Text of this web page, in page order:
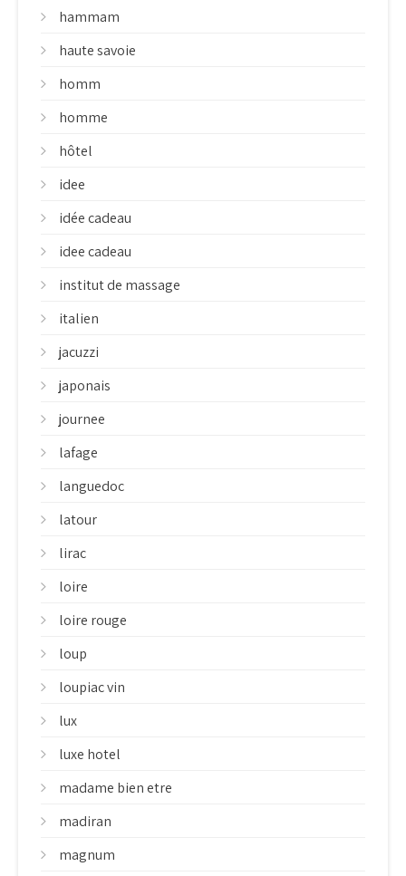
hammam
haute savoie
homm
homme
hôtel
idee
idée cadeau
idee cadeau
institut de massage
italien
jacuzzi
japonais
journee
lafage
languedoc
latour
lirac
loire
loire rouge
loup
loupiac vin
lux
luxe hotel
madame bien etre
madiran
magnum